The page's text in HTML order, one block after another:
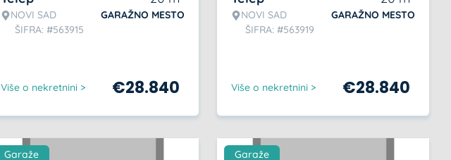
NOVI SAD
ŠIFRA: #563915
GARAŽNO MESTO
Više o nekretnini > €28.840
NOVI SAD
ŠIFRA: #563919
GARAŽNO MESTO
Više o nekretnini > €28.840
Garaže Garaže